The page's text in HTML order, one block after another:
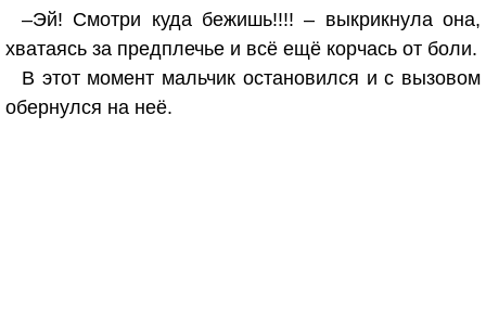
–Эй! Смотри куда бежишь!!!! – выкрикнула она,
хватаясь за предплечье и всё ещё корчась от боли.
В этот момент мальчик остановился и с вызовом
обернулся на неё.